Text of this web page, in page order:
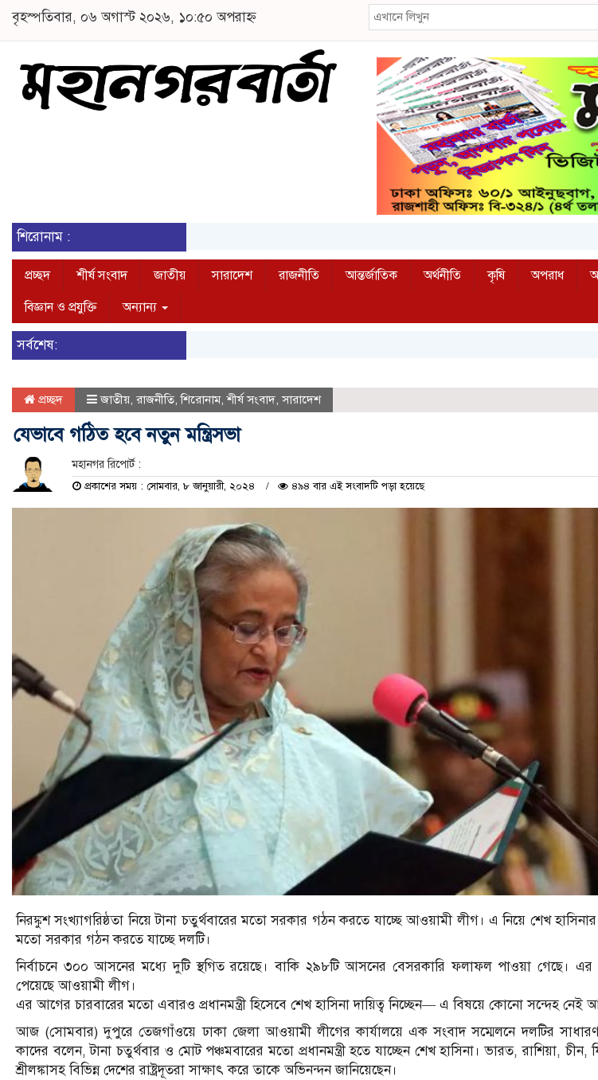
বৃহস্পতিবার, ০৬ অগাস্ট ২০২৬, ১০:৫০ অপরাহ্ন
শিরোনাম :
প্রচ্ছদ শীর্ষ সংবাদ জাতীয় সারাদেশ রাজনীতি আন্তর্জাতিক অর্থনীতি কৃষি অপরাধ
বিজ্ঞান ও প্রযুক্তি
অন্যান্য
সর্বশেষ:
প্রচ্ছদ জাতীয়, রাজনীতি,শিরোনাম,শীর্ষ সংবাদ,সারাদেশ
যেভাবে গঠিত হবে নতুন মন্ত্রিসভা
মহানগর রিপোর্ট :
প্রকাশের সময় : সোমবার, ৮ জানুয়ারী, ২০২৪ ৪৯৪ বার এই সংবাদটি পড়া হয়েছে
নিরঙ্কুশ সংখ্যাগরিষ্ঠতা নিয়ে টানা চতুর্থবারের মতো সরকার গঠন করতে যাচ্ছে আওয়ামী লীগ। এ নিয়ে শেখ হাসিনার
মতো সরকার গঠন করতে যাচ্ছে দলটি।
নির্বাচনে ৩০০ আসনের মধ্যে দুটি স্থগিত রয়েছে। বাকি ২৯৮টি আসনের বেসরকারি ফলাফল পাওয়া গেছে।
পেয়েছে আওয়ামী লীগ।
এর আগের চারবারের মতো এবারও প্রধানমন্ত্রী হিসেবে শেখ হাসিনা দায়িত্ব নিচ্ছেন— এ বিষয়ে কোনো সন্দেহ নেই
আজ (সোমবার) দুপুরে তেজগাঁওয়ে ঢাকা জেলা আওয়ামী লীগের কার্যালয়ে এক সংবাদ সম্মেলনে দলটির
কাদের বলেন, টানা চতুর্থবার ও মোট পঞ্চমবারের মতো প্রধানমন্ত্রী হতে যাচ্ছেন শেখ হাসিনা। ভারত, রাশিয়া, চীন,
শ্রীলঙ্কাসহ বিভিন্ন দেশের রাষ্ট্রদূতরা সাক্ষাৎ করে তাকে অভিনন্দন জানিয়েছেন।